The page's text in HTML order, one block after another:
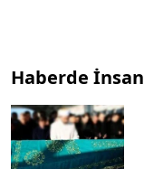
Haberde İnsan